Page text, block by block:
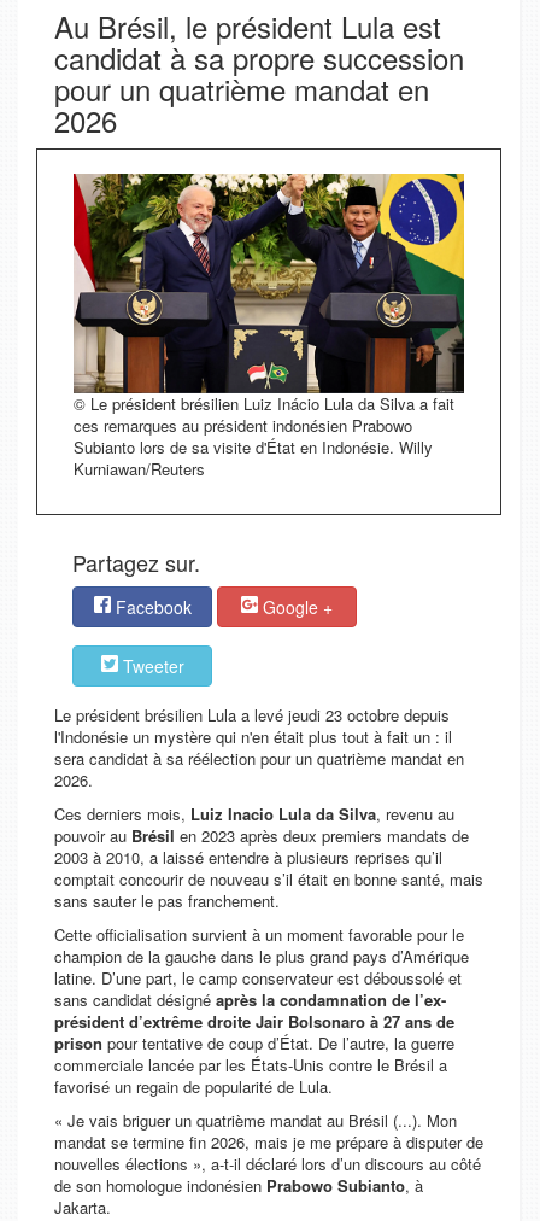
Au Brésil, le président Lula est
candidat à sa propre succession
pour un quatrième mandat en
2026
© Le président brésilien Luiz Inácio Lula da Silva a fait
ces remarques au président indonésien Prabowo
Subianto lors de sa visite d'État en Indonésie. Willy
Kurniawan/Reuters
Partagez sur.
Facebook Google +
Tweeter
Le président brésilien Lula a levé jeudi 23 octobre depuis
l'Indonésie un mystère qui n'en était plus tout à fait un : il
sera candidat à sa réélection pour un quatrième mandat en
2026.
Ces derniers mois, Luiz Inacio Lula da Silva, revenu au
pouvoir au Brésil en 2023 après deux premiers mandats de
2003 à 2010, a laissé entendre à plusieurs reprises qu’il
comptait concourir de nouveau s’il était en bonne santé, mais
sans sauter le pas franchement.
Cette officialisation survient à un moment favorable pour le
champion de la gauche dans le plus grand pays d’Amérique
latine. D’une part, le camp conservateur est déboussolé et
sans candidat désigné après la condamnation de l’ex-
président d’extrême droite Jair Bolsonaro à 27 ans de
prison pour tentative de coup d’État. De l’autre, la guerre
commerciale lancée par les États-Unis contre le Brésil a
favorisé un regain de popularité de Lula.
« Je vais briguer un quatrième mandat au Brésil (...). Mon
mandat se termine fin 2026, mais je me prépare à disputer de
nouvelles élections », a-t-il déclaré lors d’un discours au côté
de son homologue indonésien Prabowo Subianto, à
Jakarta.